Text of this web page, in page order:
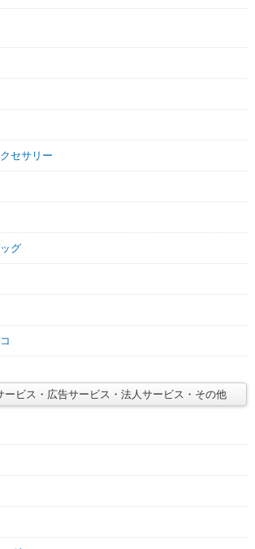
セサリー
グ
ービス・広告サービス・法人サービス・その他